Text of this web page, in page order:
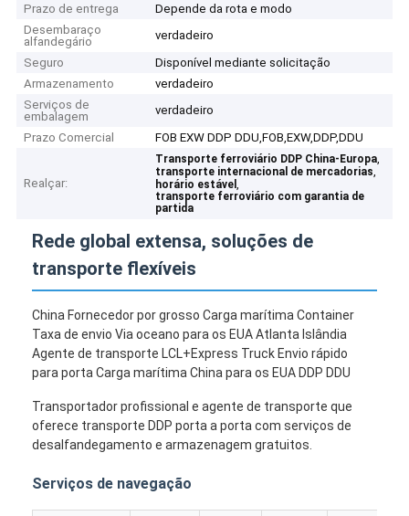
Prazo de entrega
Depende da rota e modo
Desembaraço
alfandegário
verdadeiro
Seguro
Disponível mediante solicitação
Armazenamento
verdadeiro
Serviços de
embalagem
verdadeiro
Prazo Comercial
FOB EXW DDP DDU,FOB,EXW,DDP,DDU
Realçar:
Transporte ferroviário DDP China-Europa,
transporte internacional de mercadorias,
horário estável,
transporte ferroviário com garantia de
partida
Rede global extensa, soluções de
transporte flexíveis
China Fornecedor por grosso Carga marítima Container
Taxa de envio Via oceano para os EUA Atlanta Islândia
Agente de transporte LCL+Express Truck Envio rápido
para porta Carga marítima China para os EUA DDP DDU
Transportador profissional e agente de transporte que
oferece transporte DDP porta a porta com serviços de
desalfandegamento e armazenagem gratuitos.
Serviços de navegação